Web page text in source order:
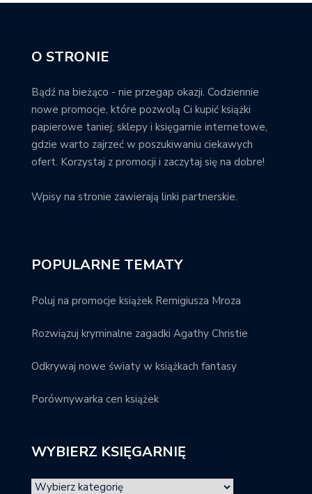
O STRONIE
Bądź na bieżąco - nie przegap okazji. Codziennie
nowe promocje, które pozwolą Ci kupić książki
papierowe taniej; sklepy i księgarnie internetowe,
gdzie warto zajrzeć w poszukiwaniu ciekawych
ofert. Korzystaj z promocji i zaczytaj się na dobre!
Wpisy na stronie zawierają linki partnerskie.
POPULARNE TEMATY
Poluj na promocje książek Remigiusza Mroza
Rozwiązuj kryminalne zagadki Agathy Christie
Odkrywaj nowe światy w książkach fantasy
Porównywarka cen książek
WYBIERZ KSIĘGARNIĘ